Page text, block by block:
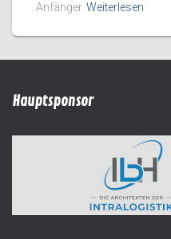
Anfänger Weiterlesen
Hauptsponsor